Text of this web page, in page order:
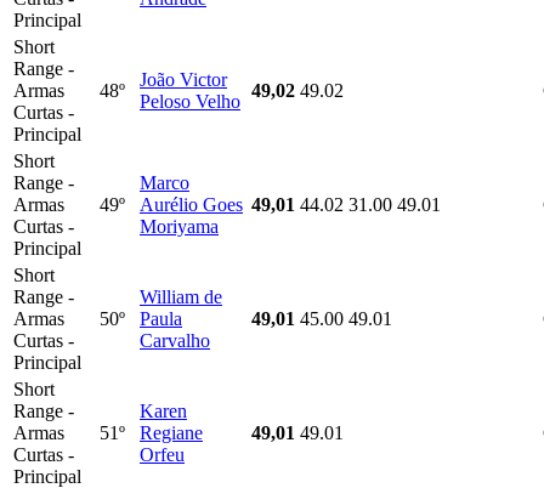
Principal
Short
Range -
Armas
Curtas -
Principal
48º
João Victor
Peloso Velho
49,02 49.02
Short
Range -
Armas
Curtas -
Principal
49º
Marco
Aurélio Goes
Moriyama
49,01 44.02 31.00 49.01
Short
Range -
Armas
Curtas -
Principal
50º
William de
Paula
Carvalho
49,01 45.00 49.01
Short
Range -
Armas
Curtas -
Principal
51º
Karen
Regiane
Orfeu
49,01 49.01